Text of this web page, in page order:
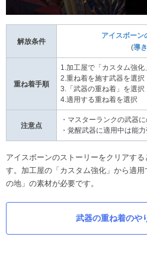
解放条件
アイスボーン
(導
重ね着手順
1.加工屋で「カスタム強化
2.重ね着を施す武器を選択
3.「武器の重ね着」を選択
4.適用する重ね着を選択
注意点
・マスターランクの武器
・覚醒武器に適用中は能
アイスボーンのストーリーをクリアす
す。加工屋の「カスタム強化」から適
の地」の素材が必要です。
武器の重ね着のや